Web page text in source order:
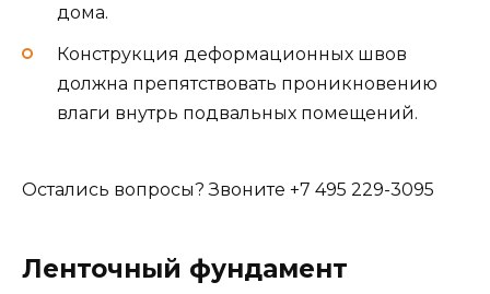
дома.
Конструкция деформационных швов
должна препятствовать проникновению
влаги внутрь подвальных помещений.
Остались вопросы? Звоните +7 495 229-3095
Ленточный фундамент